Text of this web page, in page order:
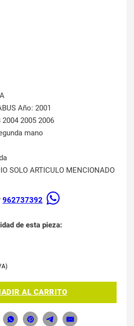
Año: 2001
2004 2005 2006
mano
SOLO ARTICULO MENCIONADO
962737392
de esta pieza:
AL CARRITO